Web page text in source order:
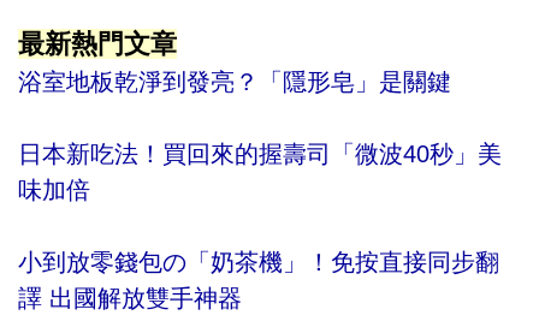
最新熱門文章
浴室地板乾淨到發亮？「隱形皂」是關鍵
日本新吃法！買回來的握壽司「微波40秒」美
味加倍
小到放零錢包の「奶茶機」！免按直接同步翻
譯 出國解放雙手神器